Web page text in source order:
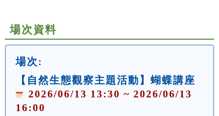
場次資料
場次:
【自然生態觀察主題活動】蝴蝶講座
2026/06/13 13:30 ~ 2026/06/13
16:00